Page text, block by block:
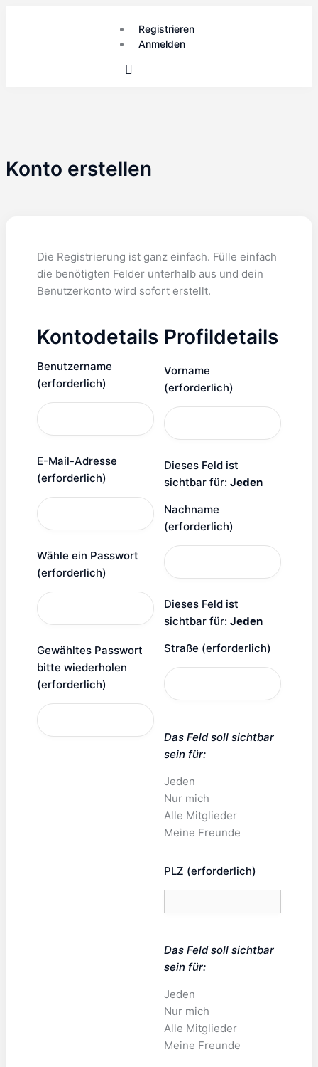
Registrieren
Anmelden
Konto erstellen
Die Registrierung ist ganz einfach. Fülle einfach
die benötigten Felder unterhalb aus und dein
Benutzerkonto wird sofort erstellt.
Kontodetails
Benutzername
(erforderlich)
E-Mail-Adresse
(erforderlich)
Wähle ein Passwort
(erforderlich)
Gewähltes Passwort
bitte wiederholen
(erforderlich)
Profildetails
Vorname
(erforderlich)
Dieses Feld ist
sichtbar für: Jeden
Nachname
(erforderlich)
Dieses Feld ist
sichtbar für: Jeden
Straße (erforderlich)
Das Feld soll sichtbar
sein für:
Jeden
Nur mich
Alle Mitglieder
Meine Freunde
PLZ (erforderlich)
Das Feld soll sichtbar
sein für:
Jeden
Nur mich
Alle Mitglieder
Meine Freunde